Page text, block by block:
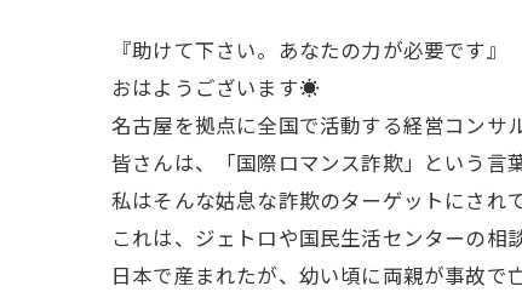
『助けて下さい。あなたの力が必要です』
おはようございます☀
名古屋を拠点に全国で活動する経営コンサ
皆さんは、「国際ロマンス詐欺」という言
私はそんな姑息な詐欺のターゲットにされ
これは、ジェトロや国民生活センターの
日本で産まれたが、幼い頃に両親が事故